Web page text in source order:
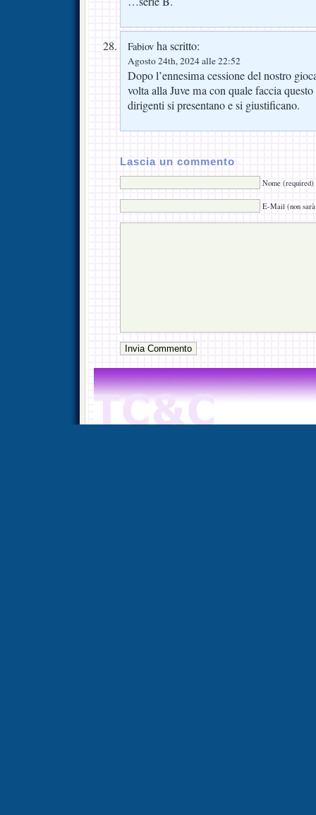
Fabiov ha scritto:
Agosto 24th, 2024 alle 22:52
Dopo l’ennesima cessione del nostro
volta alla Juve ma con quale faccia
dirigenti si presentano e si giustificano.
Lascia un commento
Nome (required)
E-Mail (non